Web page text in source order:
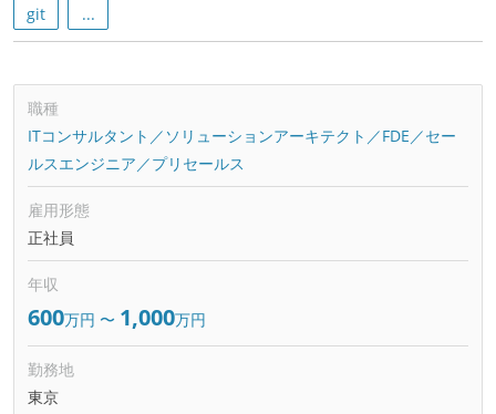
git
...
職種
ITコンサルタント／ソリューションアーキテクト／FDE／セー
ルスエンジニア／プリセールス
雇用形態
正社員
年収
600万円 〜 1,000万円
勤務地
東京